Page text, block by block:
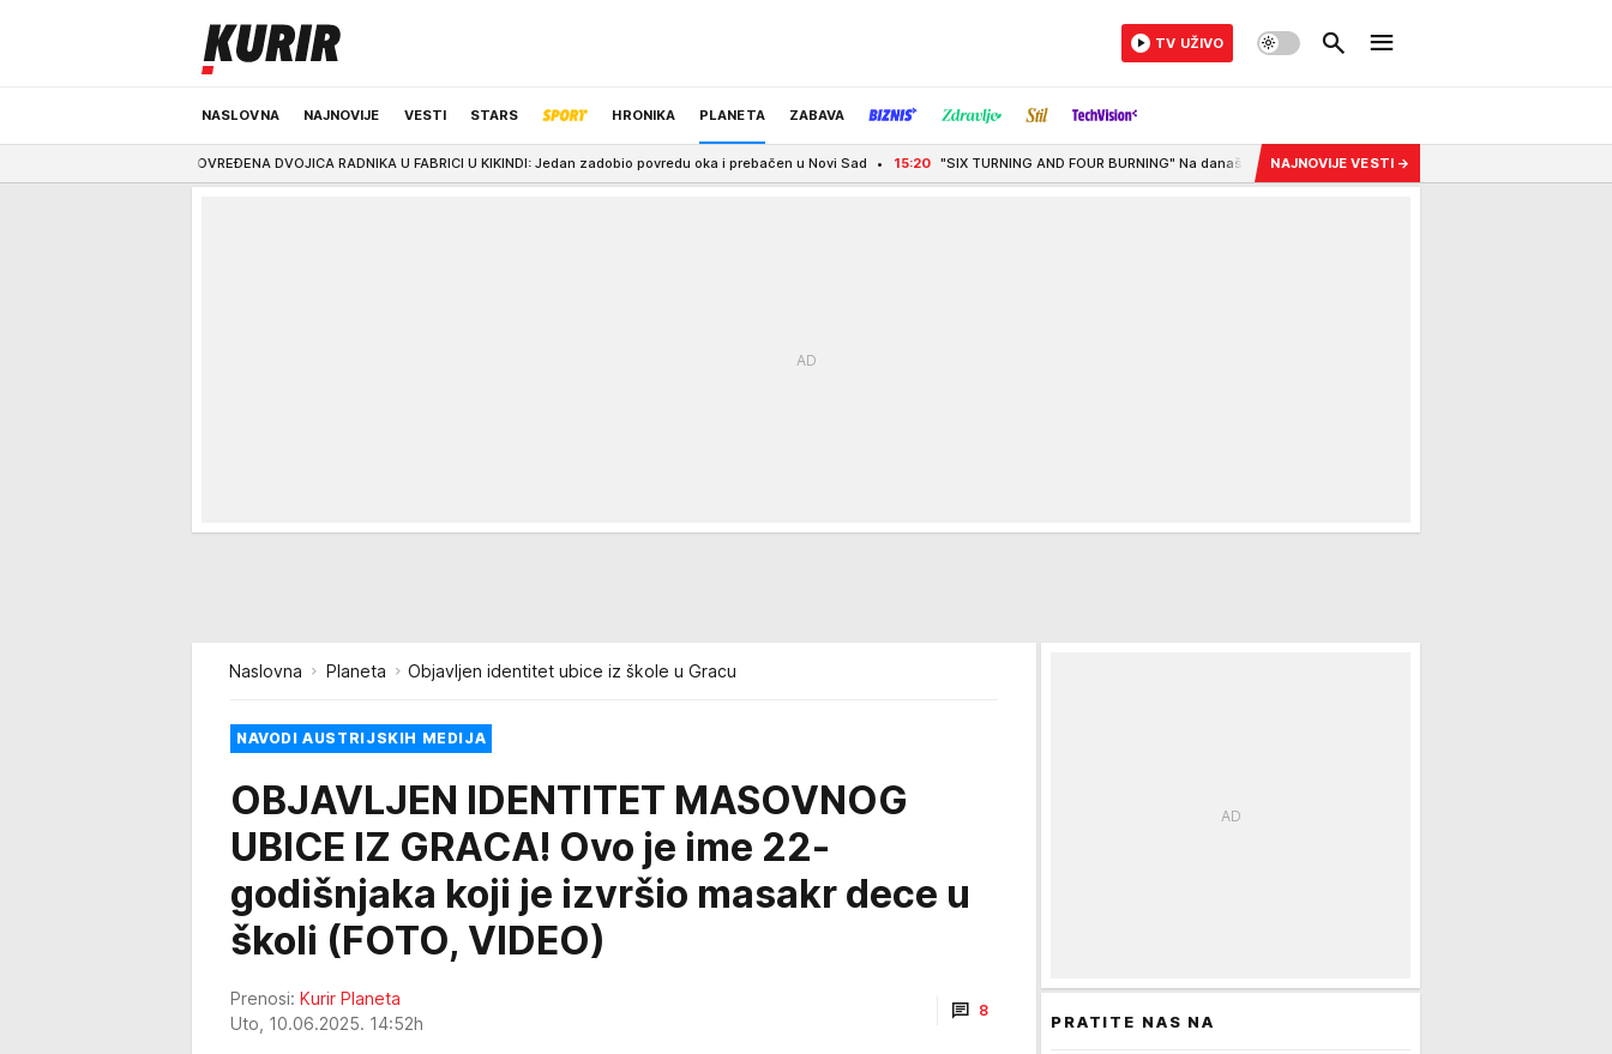
NASLOVNA NAJNOVIJE VESTI STARS HRONIKA PLANETA ZABAVA
ODRŽIVA BUDUĆNOST REGION NEWS IZBOR UREDNIKA
TV UŽIVO
POVREĐENA DVOJICA RADNIKA U FABRICI U KIKINDI: Jedan zadobio povredu oka i prebačen u Novi Sad 15:20 "SIX TURNING AND FOUR BURNING" Na današnji dan je poleteo jedan od NAJVEĆIH američkih bombardera jasne
NAJNOVIJE VESTI →
Naslovna Planeta Objavljen identitet ubice iz škole u Gracu
NAVODI AUSTRIJSKIH MEDIJA
OBJAVLJEN IDENTITET MASOVNOG
UBICE IZ GRACA! Ovo je ime 22-
godišnjaka koji je izvršio masakr dece u
školi (FOTO, VIDEO)
Prenosi: Kurir Planeta
Uto, 10.06.2025. 14:52h
8
PRATITE NAS NA